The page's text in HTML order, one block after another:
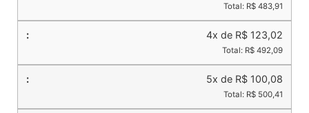
Total: R$ 483,91
4x de R$ 123,02
Total: R$ 492,09
5x de R$ 100,08
Total: R$ 500,41